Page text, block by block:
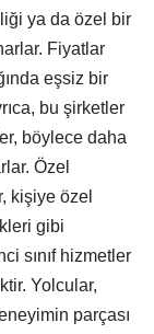
ya da özel bir
Fiyatlar
eşsiz bir
bu şirketler
böylece daha
Özel
kişiye özel
gibi
sınıf hizmetler
Yolcular,
parçası